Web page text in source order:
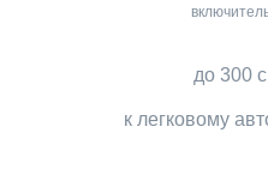
до 300
к легковому